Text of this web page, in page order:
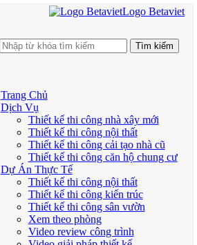
Logo Betaviet
Trang Chủ
Dịch Vụ
Thiết kế thi công nhà xây mới
Thiết kế thi công nội thất
Thiết kế thi công cải tạo nhà cũ
Thiết kế thi công căn hộ chung cư
Dự Án Thực Tế
Thiết kế thi công nội thất
Thiết kế thi công kiến trúc
Thiết kế thi công sân vườn
Xem theo phòng
Video review công trình